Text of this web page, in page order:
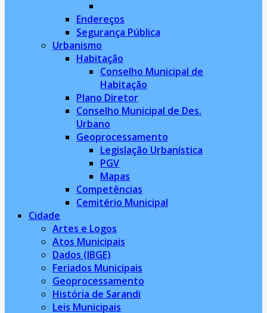
Endereços
Segurança Pública
Urbanismo
Habitação
Conselho Municipal de
Habitação
Plano Diretor
Conselho Municipal de Des.
Urbano
Geoprocessamento
Legislação Urbanística
PGV
Mapas
Competências
Cemitério Municipal
Cidade
Artes e Logos
Atos Municipais
Dados (IBGE)
Feriados Municipais
Geoprocessamento
História de Sarandi
Leis Municipais